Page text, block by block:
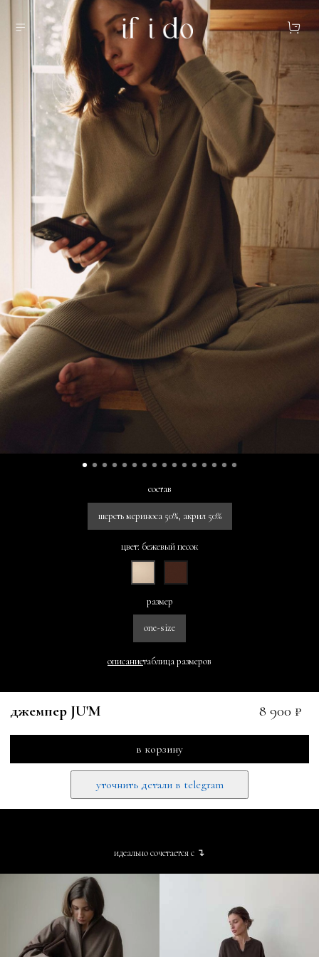
состав
шерсть мериноса 50%, акрил 50%
цвет: бежевый песок
размер
one-size
описаниетаблица размеров
джемпер JU'M 8 900 ₽
в корзину
уточнить детали в telegram
идеально сочетается с ↴